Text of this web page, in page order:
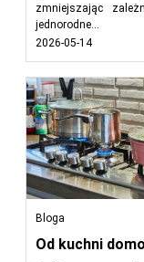
zmniejszając
jednorodne...
2026-05-14
Bloga
Od kuchni